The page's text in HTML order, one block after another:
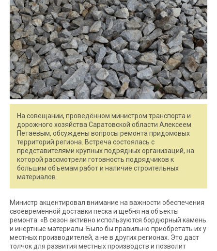
На совещании, проведённом министром транспорта и
дорожного хозяйства Саратовской области Алексеем
Петаевым, обсуждены вопросы ремонта придомовых
территорий региона. Встреча состоялась с
представителями крупных подрядных организаций, на
которой рассмотрели готовность подрядчиков к
большим объемам работ и наличие строительных
материалов.
Министр акцентировал внимание на важности обеспечения
своевременной доставки песка и щебня на объекты
ремонта. «В сезон активно используются бордюрный камень
и инертные материалы. Было бы правильно приобретать их у
местных производителей, а не в других регионах. Это даст
толчок для развития местных производств и позволит